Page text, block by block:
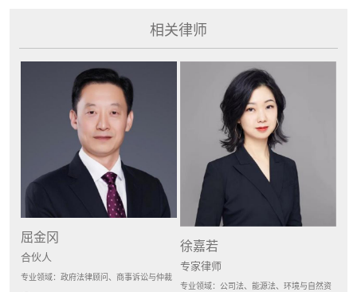
相关律师
屈金冈
合伙人
专业领域：政府法律顾问、商事诉讼与仲裁
徐嘉若
专家律师
专业领域：公司法、能源法、环境与自然资